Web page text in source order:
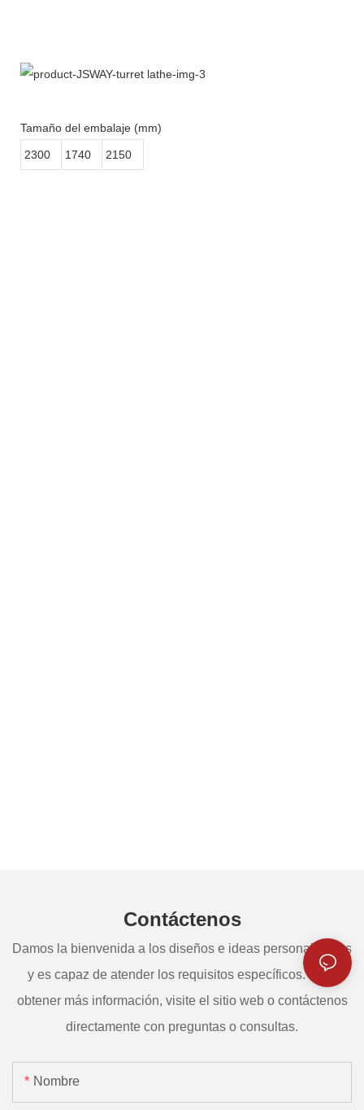
Tamaño del embalaje (mm)
2300 1740 2150
Contáctenos
Damos la bienvenida a los diseños e ideas personalizados
y es capaz de atender los requisitos específicos. Para
obtener más información, visite el sitio web o contáctenos
directamente con preguntas o consultas.
Nombre